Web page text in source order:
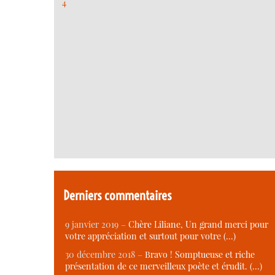
4
Derniers commentaires
9 janvier 2019 – Chère Liliane, Un grand merci pour
votre appréciation et surtout pour votre (…)
30 décembre 2018 – Bravo ! Somptueuse et riche
présentation de ce merveilleux poète et érudit. (…)